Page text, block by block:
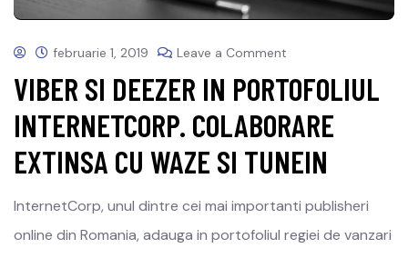
februarie 1, 2019 Leave a Comment
VIBER SI DEEZER IN PORTOFOLIUL
INTERNETCORP. COLABORARE
EXTINSA CU WAZE SI TUNEIN
InternetCorp, unul dintre cei mai importanti publisheri
online din Romania, adauga in portofoliul regiei de vanzari